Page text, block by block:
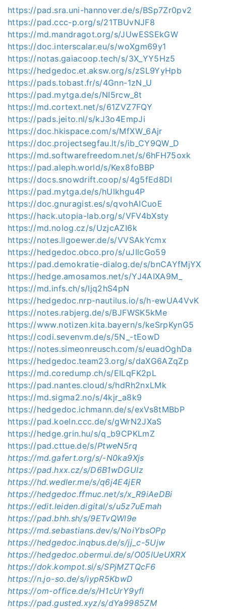
https://pad.sra.uni-hannover.de/s/BSp7Zr0pv2
https://pad.ccc-p.org/s/21TBUvNJF8
https://md.mandragot.org/s/JUwESSEkGW
https://doc.interscalar.eu/s/woXgm69y1
https://notas.gaiacoop.tech/s/3X_YY5Hz5
https://hedgedoc.et.aksw.org/s/zSL9YyHpb
https://pads.tobast.fr/s/4Gnn-1zN_U
https://pad.mytga.de/s/NI5rcw_8t
https://md.cortext.net/s/61ZVZ7FQY
https://pads.jeito.nl/s/kJ3o4EmpJi
https://doc.hkispace.com/s/MfXW_6Ajr
https://doc.projectsegfau.lt/s/ib_CY9QW_D
https://md.softwarefreedom.net/s/6hFH75oxk
https://pad.aleph.world/s/Kex8foBBP
https://docs.snowdrift.coop/s/4g5fEd8DI
https://pad.mytga.de/s/hUlkhgu4P
https://doc.gnuragist.es/s/qvohAICuoE
https://hack.utopia-lab.org/s/VFV4bXsty
https://md.nolog.cz/s/UzjcAZI6k
https://notes.llgoewer.de/s/VVSAkYcmx
https://hedgedoc.obco.pro/s/uJIlcGo59
https://pad.demokratie-dialog.de/s/bnCAYfMjYX
https://hedge.amosamos.net/s/YJ4AIXA9M_
https://md.infs.ch/s/ljq2hS4pN
https://hedgedoc.nrp-nautilus.io/s/h-ewUA4VvK
https://notes.rabjerg.de/s/BJFWSK5kMe
https://www.notizen.kita.bayern/s/keSrpKynG5
https://codi.sevenvm.de/s/5N_-tEowD
https://notes.simeonreusch.com/s/euadOghDa
https://hedgedoc.team23.org/s/daXG6AZqZp
https://md.coredump.ch/s/EILqFK2pL
https://pad.nantes.cloud/s/hdRh2nxLMk
https://md.sigma2.no/s/4kjr_a8k9
https://hedgedoc.ichmann.de/s/exVs8tMBbP
https://pad.koeln.ccc.de/s/gWrN2JXaS
https://hedge.grin.hu/s/q_b9CPKLmZ
https://pad.cttue.de/s/PtweN5rq
https://md.gafert.org/s/-N0ka9Xjs
https://pad.hxx.cz/s/D6B1wDGUIz
https://hd.wedler.me/s/q6j4E4jER
https://hedgedoc.ffmuc.net/s/x_R9iAeDBi
https://edit.leiden.digital/s/u5z7uEmah
https://pad.bhh.sh/s/9ETvQWl9e
https://md.sebastians.dev/s/NoiYbsOPp
https://hedgedoc.inqbus.de/s/jj_c-5Ujw
https://hedgedoc.obermui.de/s/O05lUeUXRX
https://dok.kompot.si/s/SPjMZTQcF6
https://n.jo-so.de/s/iypR5KbwD
https://om-office.de/s/H1cUrY9yfl
https://pad.gusted.xyz/s/dYa9985ZM